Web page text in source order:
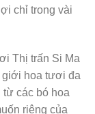
chỉ trong vài
Thị trấn Si Ma
giới hoa tươi đa
từ các bó hoa
riêng của